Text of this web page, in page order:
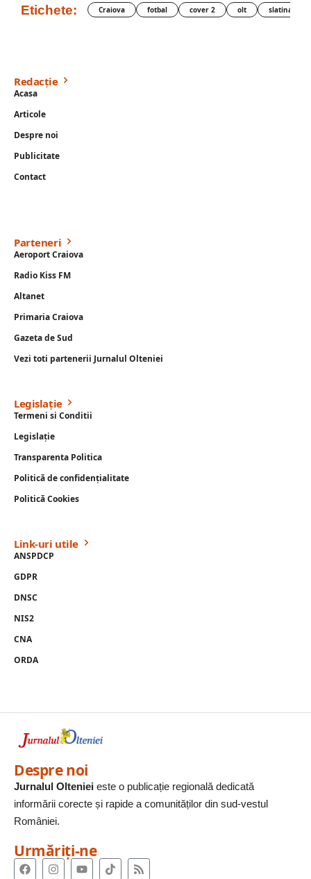
Etichete: Craiova fotbal cover 2 olt slatina
Redacție
Acasa
Articole
Despre noi
Publicitate
Contact
Parteneri
Aeroport Craiova
Radio Kiss FM
Altanet
Primaria Craiova
Gazeta de Sud
Vezi toti partenerii Jurnalul Olteniei
Legislație
Termeni si Conditii
Legislație
Transparenta Politica
Politică de confidențialitate
Politică Cookies
Link-uri utile
ANSPDCP
GDPR
DNSC
NIS2
CNA
ORDA
Despre noi
Jurnalul Olteniei este o publicație regională dedicată
informării corecte și rapide a comunităților din sud-vestul
României.
Urmăriți-ne